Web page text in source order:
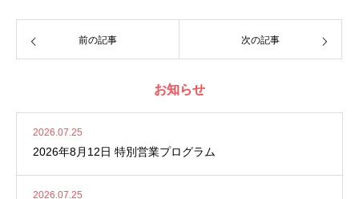
前の記事 次の記事
お知らせ
2026.07.25
2026年8月12日 特別営業プログラム
2026.07.25